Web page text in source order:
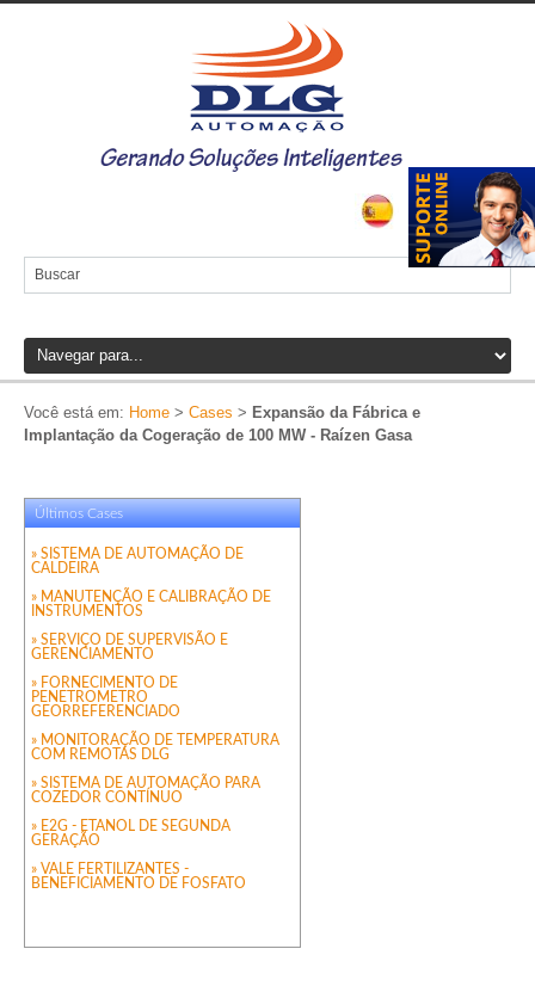
Você está em: Home > Cases > Expansão da Fábrica e
Implantação da Cogeração de 100 MW - Raízen Gasa
Últimos Cases
» SISTEMA DE AUTOMAÇÃO DE
CALDEIRA
» MANUTENÇÃO E CALIBRAÇÃO DE
INSTRUMENTOS
» SERVIÇO DE SUPERVISÃO E
GERENCIAMENTO
» FORNECIMENTO DE
PENETROMETRO
GEORREFERENCIADO
» MONITORAÇÃO DE TEMPERATURA
COM REMOTAS DLG
» SISTEMA DE AUTOMAÇÃO PARA
COZEDOR CONTÍNUO
» E2G - ETANOL DE SEGUNDA
GERAÇÃO
» VALE FERTILIZANTES -
BENEFICIAMENTO DE FOSFATO